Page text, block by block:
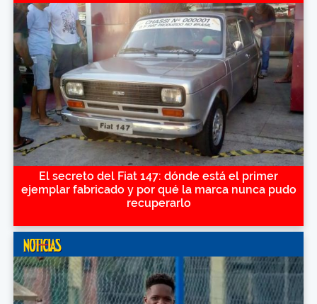
El secreto del Fiat 147: dónde está el primer
ejemplar fabricado y por qué la marca nunca pudo
recuperarlo